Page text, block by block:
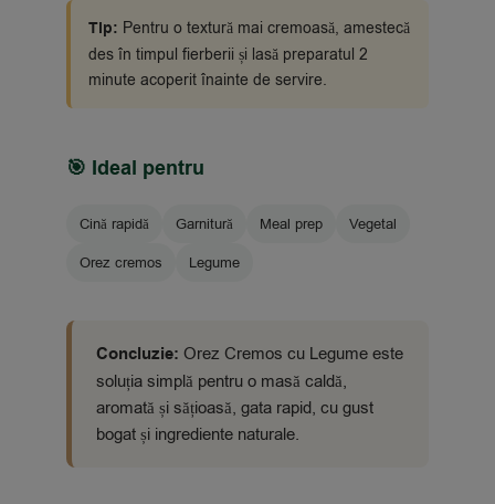
Tip: Pentru o textură mai cremoasă, amestecă
des în timpul fierberii și lasă preparatul 2
minute acoperit înainte de servire.
🎯 Ideal pentru
Cină rapidă Garnitură Meal prep Vegetal
Orez cremos Legume
Concluzie: Orez Cremos cu Legume este
soluția simplă pentru o masă caldă,
aromată și sățioasă, gata rapid, cu gust
bogat și ingrediente naturale.